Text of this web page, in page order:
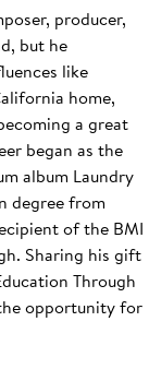
producer,
but he
like
home,
a great
began as the
album Laundry
degree from
of the BMI
Sharing his gift
Through
opportunity for